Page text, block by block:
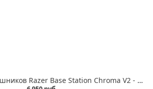
Подставка для наушников Razer Base Station Chroma V2 - Quartz Razer Base Station V2 Chroma - Quartz